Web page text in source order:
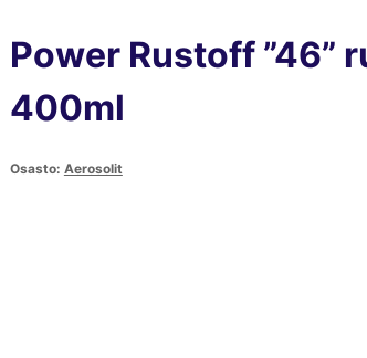
Power Rustoff ”46”
400ml
Osasto: Aerosolit